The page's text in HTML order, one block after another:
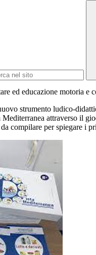
ed educazione motoria
strumento ludico-
attraverso il
compilare per spiegare i